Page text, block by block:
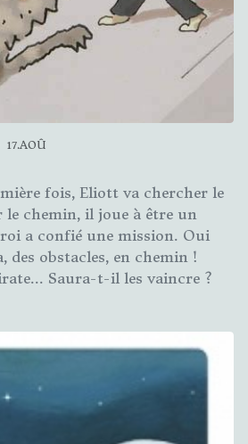
17.AOÛ
fois, Eliott va chercher le
chemin, il joue à être un
a confié une mission. Oui
des obstacles, en chemin !
Saura-t-il les vaincre ?